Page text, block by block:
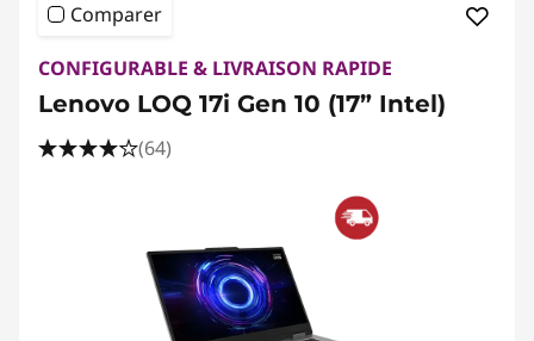
Comparer
CONFIGURABLE & LIVRAISON RAPIDE
Lenovo LOQ 17i Gen 10 (17” Intel)
(64)